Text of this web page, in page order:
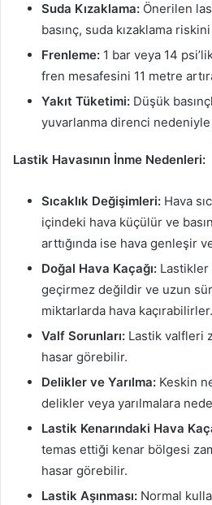
Suda Kızaklama: Önerilen
basınç, suda kızaklama riskini
Frenleme: 1 bar veya 14
fren mesafesini 11 metre
Yakıt Tüketimi: Düşük
yuvarlanma direnci nedeniyle
Lastik Havasının İnme Nedenleri:
Sıcaklık Değişimleri: Hava
içindeki hava küçülür ve
arttığında ise hava genleşir
Doğal Hava Kaçağı: Lastikler
geçirmez değildir ve uzun
miktarlarda hava kaçırabilirler.
Valf Sorunları: Lastik valfleri
hasar görebilir.
Delikler ve Yarılma: Keskin
delikler veya yarılmalara
Lastik Kenarındaki Hava
temas ettiği kenar bölgesi
hasar görebilir.
Lastik Aşınması: Normal